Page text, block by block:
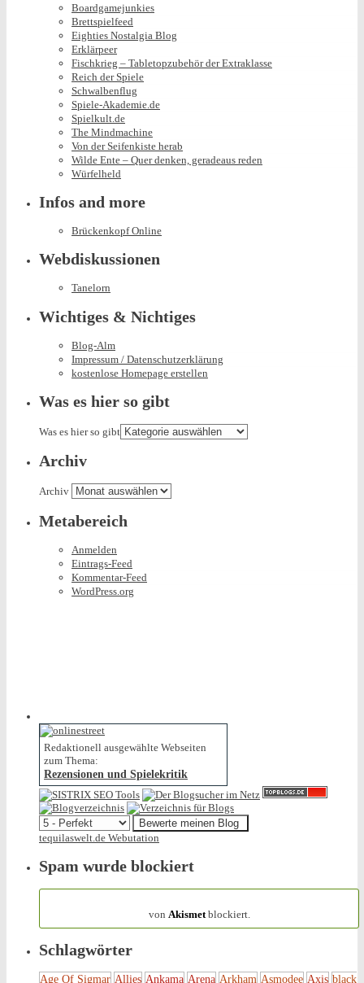
Boardgamejunkies
Brettspielfeed
Eighties Nostalgia Blog
Erklärpeer
Fischkrieg – Tabletopzubehör der Extraklasse
Reich der Spiele
Schwalbenflug
Spiele-Akademie.de
Spielkult.de
The Mindmachine
Von der Seifenkiste herab
Wilde Ente – Quer denken, geradeaus reden
Würfelheld
Infos and more
Brückenkopf Online
Webdiskussionen
Tanelorn
Wichtiges & Nichtiges
Blog-Alm
Impressum / Datenschutzerklärung
kostenlose Homepage erstellen
Was es hier so gibt
Was es hier so gibt
Archiv
Archiv
Metabereich
Anmelden
Eintrags-Feed
Kommentar-Feed
WordPress.org
Redaktionell ausgewählte Webseiten
zum Thema:
Rezensionen und Spielekritik
tequilaswelt.de Webutation
Spam wurde blockiert
von Akismetblockiert.
Schlagwörter
Age Of Sigmar Allies Ankama Arena Arkham Asmodee Axis black